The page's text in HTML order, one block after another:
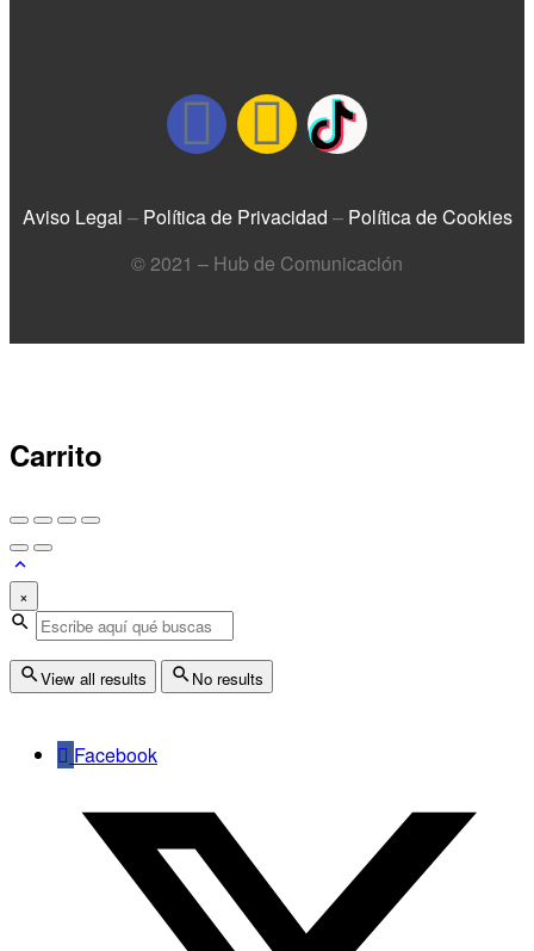
Aviso Legal – Política de Privacidad – Política de Cookies
© 2021 – Hub de Comunicación
Carrito
×
View all results No results
Facebook